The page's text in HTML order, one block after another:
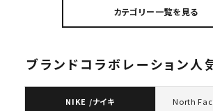
カテゴリー一覧を見る
ブランドコラボレーション人
NIKE /ナイキ North